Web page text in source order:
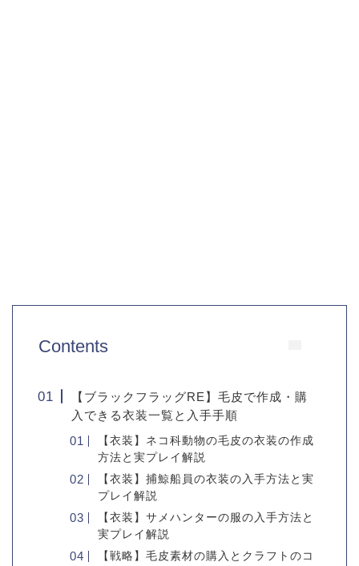
Contents
【ブラックフラッグRE】毛皮で作成・購
入できる衣装一覧と入手手順
【衣装】ネコ科動物の毛皮の衣装の作成
方法と実プレイ解説
【衣装】捕鯨船員の衣装の入手方法と実
プレイ解説
【衣装】サメハンターの服の入手方法と
実プレイ解説
【戦略】毛皮素材の購入とクラフトのコ